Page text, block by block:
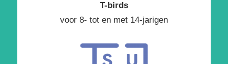
T-birds
voor 8- tot en met 14-jarigen